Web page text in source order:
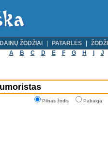
DAINŲ ŽODŽIAI PATARLĖS
A
B C D E F G H J
Pilnas žodis Pabaiga